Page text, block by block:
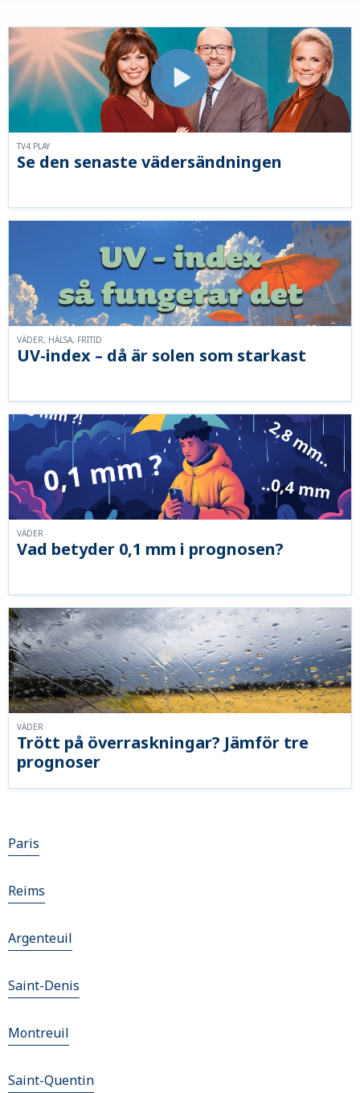
Se den senaste vädersändningen
TV4 PLAY
UV-index – då är solen som starkast
VÄDER, HÄLSA, FRITID
Vad betyder 0,1 mm i prognosen?
VÄDER
Trött på överraskningar? Jämför tre
prognoser
VÄDER
Paris
Reims
Argenteuil
Saint-Denis
Montreuil
Saint-Quentin